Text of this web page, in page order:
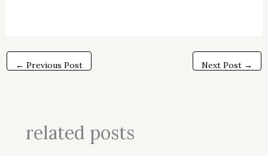
← Previous Post Next Post →
related posts